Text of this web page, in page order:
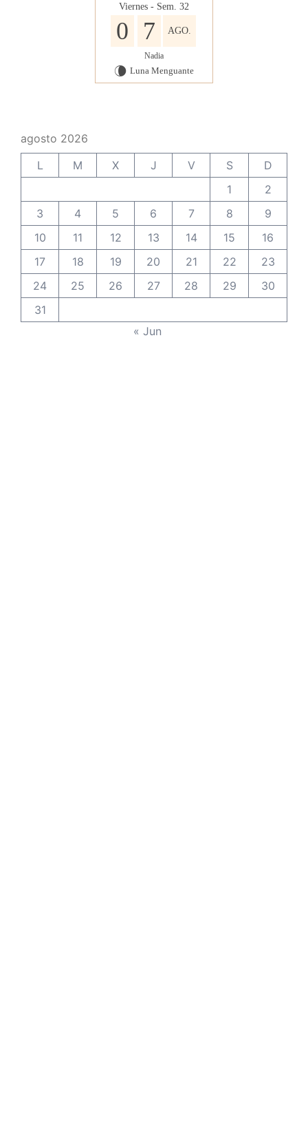
Viernes - Sem. 32
0 7 AGO.
Nadia
V Luna Menguante
agosto 2026
L
M X J V S
D
1
2
3
4 5 6 7 8
9
10
11 12 13 14 15
16
17
18 19 20 21 22
23
24
25 26 27 28 29
30
31
« Jun